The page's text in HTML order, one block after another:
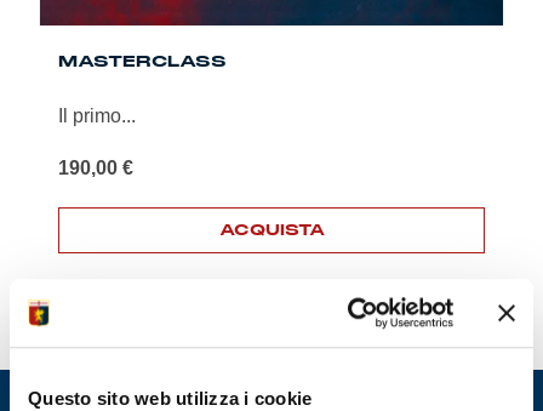
Questo sito web utilizza i cookie
Summer Sale
Party
Helan x Genoa
Isolani x Genoa
MASTERCLASS
Il primo...
190,00 €
ACQUISTA